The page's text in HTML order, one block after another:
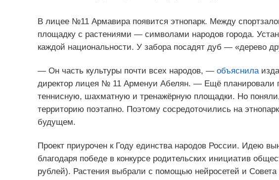
В лицее №11 Армавира появится этнопарк. Между
площадку с растениями — символами народов города.
каждой национальности. У забора посадят дуб — «дерево
— Он часть культуры почти всех народов, — объяснила
директор лицея № 11 Арменуи Абелян. — Ещё планировали
теннисную, шахматную и тренажёрную площадки. Но поняли,
территорию поэтапно. Поэтому сосредоточились на
будущем.
Проект приурочен к Году единства народов России. Идею
благодаря победе в конкурсе родительских инициатив
рублей). Растения выбрали с помощью нейросетей и